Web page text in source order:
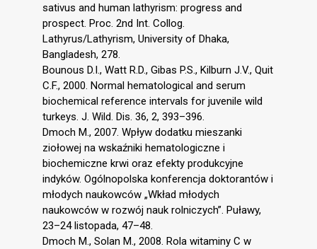
sativus and human lathyrism: progress and
prospect. Proc. 2nd Int. Collog.
Lathyrus/Lathyrism, University of Dhaka,
Bangladesh, 278.
Bounous D.I., Watt R.D., Gibas P.S., Kilburn J.V., Quit
C.F., 2000. Normal hematological and serum
biochemical reference intervals for juvenile wild
turkeys. J. Wild. Dis. 36, 2, 393–396.
Dmoch M., 2007. Wpływ dodatku mieszanki
ziołowej na wskaźniki hematologiczne i
biochemiczne krwi oraz efekty produkcyjne
indyków. Ogólnopolska konferencja doktorantów i
młodych naukowców „Wkład młodych
naukowców w rozwój nauk rolniczych”. Puławy,
23–24 listopada, 47–48.
Dmoch M., Solan M., 2008. Rola witaminy C w